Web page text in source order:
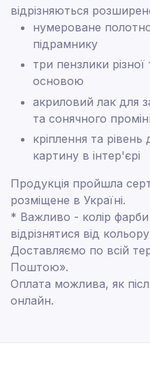
відрізняються
нумероване
підрамнику
три пензлики
основою
акриловий лак для
та сонячного
кріплення та
картину в інтер'єрі
Продукція пройшла
розміщене в Україні.
* Важливо - колір
відрізнятися від
Доставляємо по всій
Поштою».
Оплата можлива, як
онлайн.